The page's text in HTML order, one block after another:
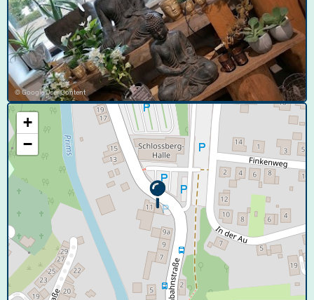
© Google User Content
+
−